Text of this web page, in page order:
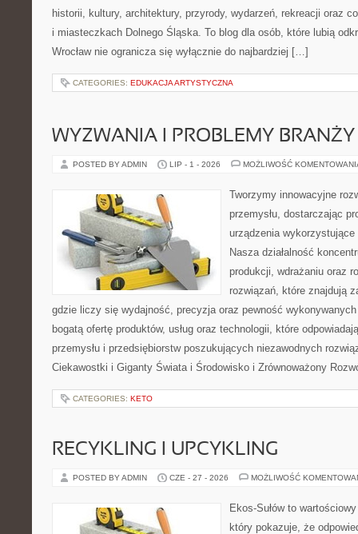
historii, kultury, architektury, przyrody, wydarzeń, rekreacji oraz
i miasteczkach Dolnego Śląska. To blog dla osób, które lubią
Wrocław nie ogranicza się wyłącznie do najbardziej […]
CATEGORIES: EDUKACJA ARTYSTYCZNA
WYZWANIA I PROBLEMY BRANŻY
POSTED BY ADMIN LIP - 1 - 2026 MOŻLIWOŚĆ
Tworzymy innowacyjne
przemysłu, dostarczając
urządzenia
Nasza działalność
produkcji, wdrażaniu oraz
rozwiązań, które znajdują
gdzie liczy się wydajność, precyzja oraz pewność
bogatą ofertę produktów, usług oraz technologii, które
przemysłu i przedsiębiorstw poszukujących niezawodnych
Ciekawostki i Giganty Świata i Środowisko i Zrównoważony
CATEGORIES: KETO
RECYKLING I UPCYKLING
POSTED BY ADMIN CZE - 27 - 2026 MOŻLIWOŚĆ
Ekos-Sułów to
który pokazuje, że